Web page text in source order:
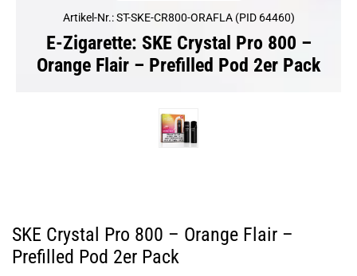
Artikel-Nr.: ST-SKE-CR800-ORAFLA (PID 64460)
E-Zigarette: SKE Crystal Pro 800 –
Orange Flair – Prefilled Pod 2er Pack
SKE Crystal Pro 800 – Orange Flair –
Prefilled Pod 2er Pack